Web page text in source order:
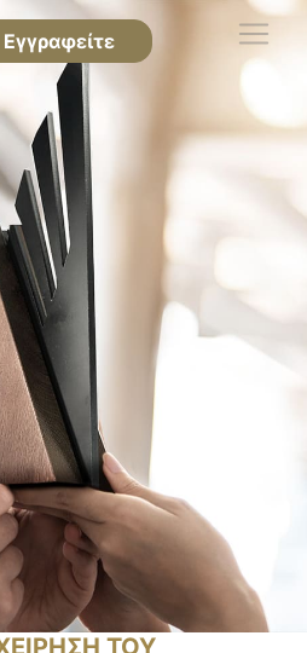
Εγγραφείτε
ΤΟΥ